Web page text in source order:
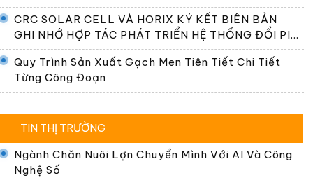
CRC SOLAR CELL VÀ HORIX KÝ KẾT BIÊN BẢN
GHI NHỚ HỢP TÁC PHÁT TRIỂN HỆ THỐNG ĐỔI PIN
TẠI VIỆT NAM
Quy Trình Sản Xuất Gạch Men Tiên Tiết Chi Tiết
Từng Công Đoạn
TIN THỊ TRƯỜNG
Ngành Chăn Nuôi Lợn Chuyển Mình Với AI Và Công
Nghệ Số